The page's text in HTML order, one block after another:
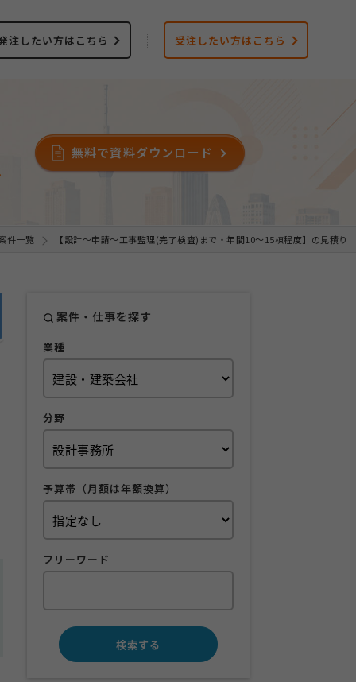
注したい方はこちら 受注したい方はこちら
無料で資料ダウンロード
件一覧 【設計～申請～工事監理(完了検査)まで・年間10～15棟程度】の見積り
案件・仕事を探す
業種
分野
予算帯（月額は年額換算）
フリーワード